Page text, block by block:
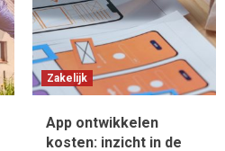
Zakelijk
App ontwikkelen
kosten: inzicht in de